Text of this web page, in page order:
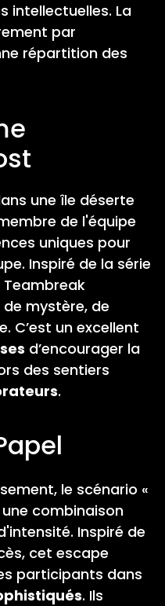
intellectuelles. La
par
répartition des
une île déserte
de l'équipe
uniques pour
Inspiré de la série
Teambreak
mystère, de
C’est un excellent
d’encourager la
des sentiers
.
le scénario «
combinaison
Inspiré de
cet escape
participants dans
. Ils